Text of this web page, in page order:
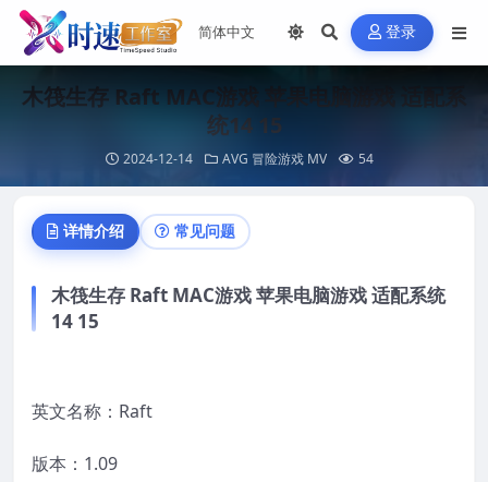
登录
木筏生存 Raft MAC游戏 苹果电脑游戏 适配系
统14 15
2024-12-14 AVG 冒险游戏 MV 54
详情介绍 常见问题
木筏生存 Raft MAC游戏 苹果电脑游戏 适配系统
14 15
英文名称：Raft
版本：1.09